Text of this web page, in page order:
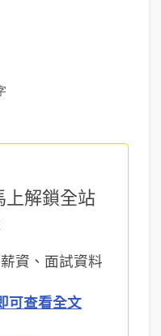
上解鎖全站
資、面試資料
可查看全文